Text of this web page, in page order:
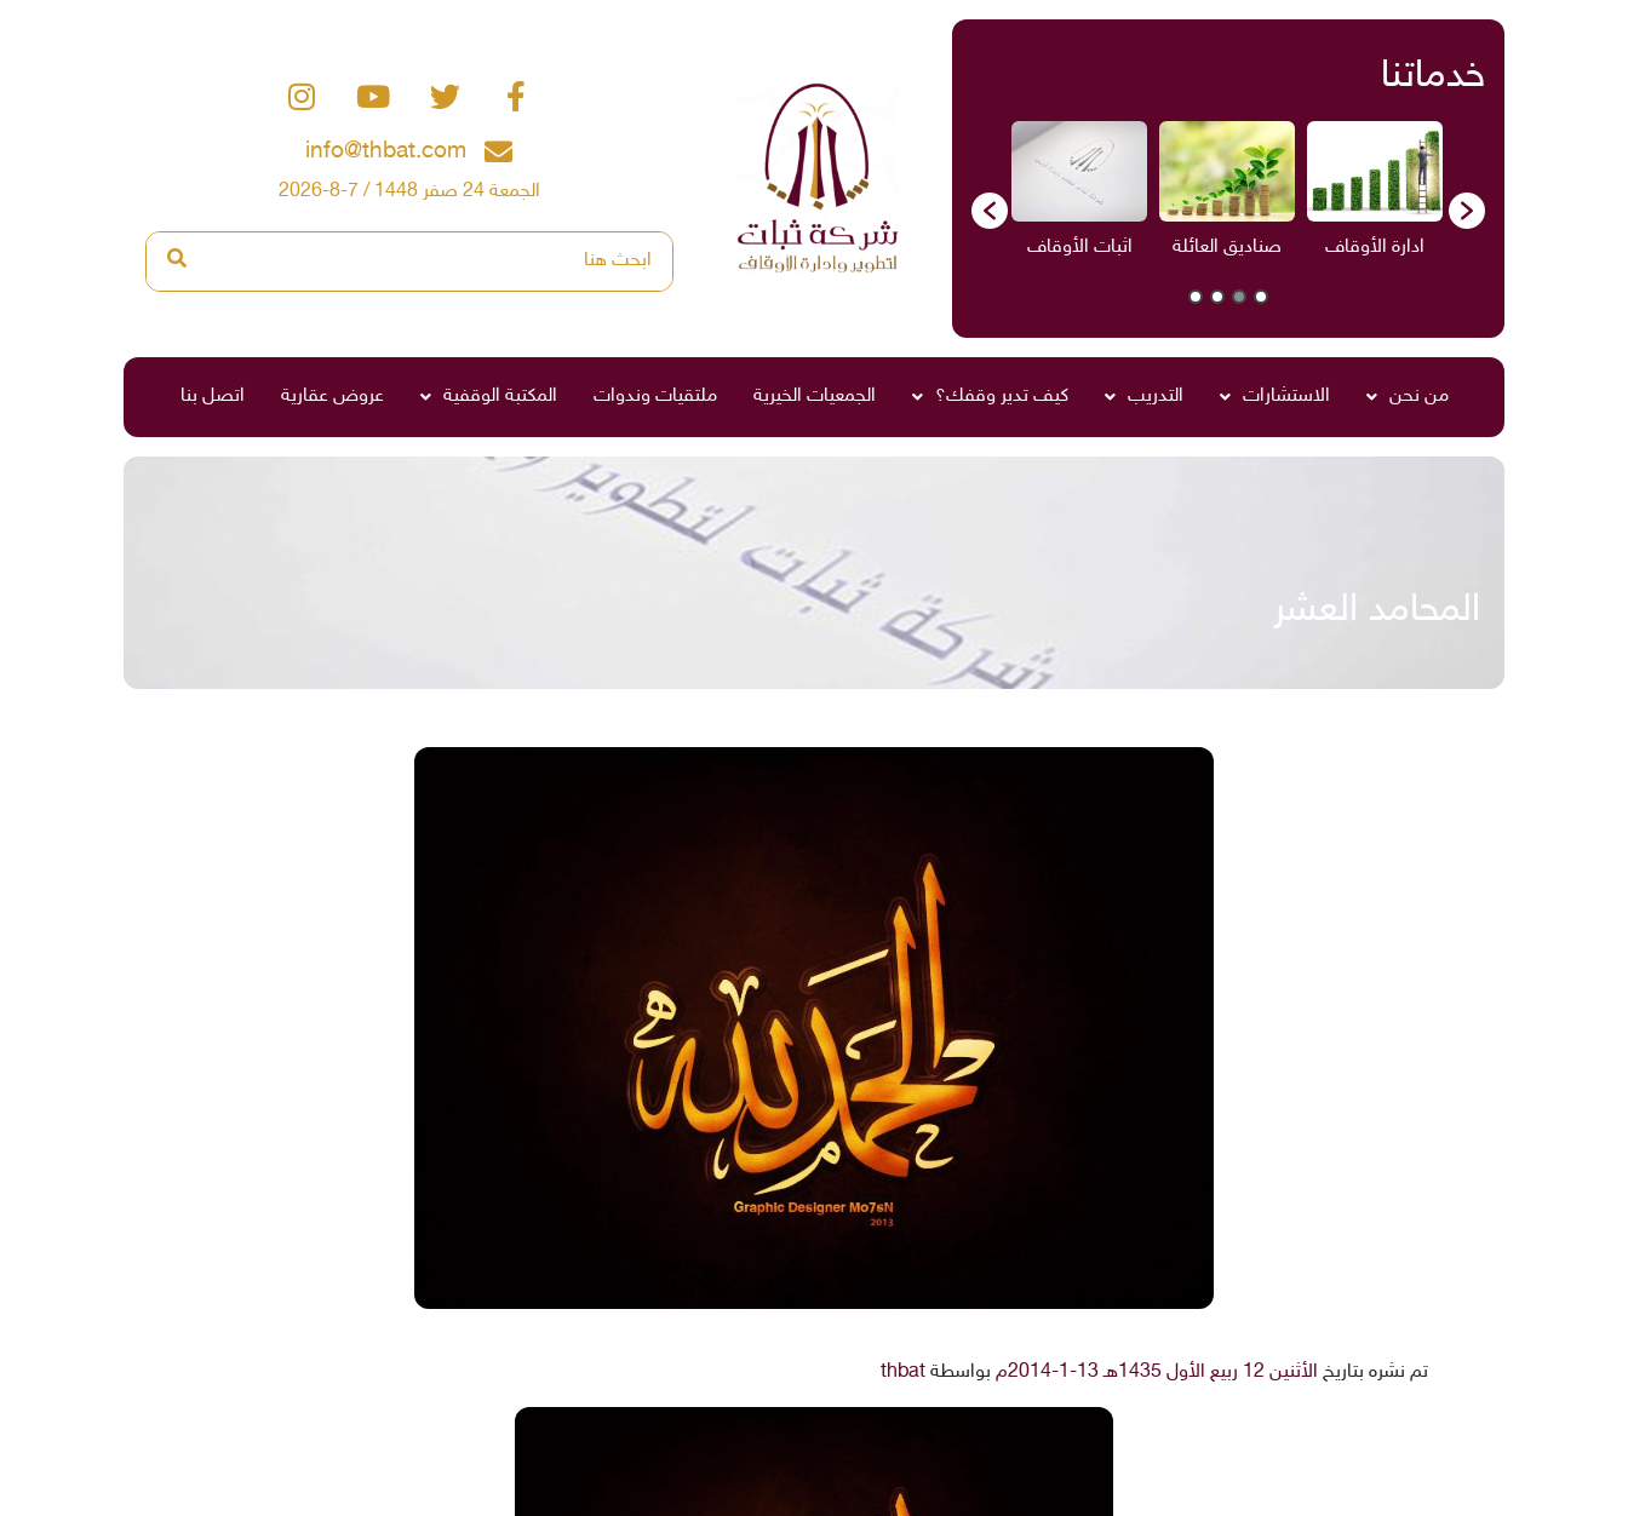
خدماتنا
ادارة الأوقاف صناديق العائلة اثبات الأوقاف الاستشارات ادارة الأوقاف صناديق العائلة
info@thbat.com
الجمعة 24 صفر 1448 / 7-8-2026
من نحن الاستشارات التدريب كيف تدير وقفك؟ الجمعيات الخيرية ملتقيات وندوات المكتبة الوقفية عروض عقارية اتصل بنا
المحامد العشر
تم نشره بتاريخ الأثنين 12 ربيع الأول 1435هـ 13-1-2014م بواسطة thbat